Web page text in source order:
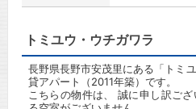
トミユウ・ウチガワラ
長野県長野市安茂里にある「トミ
貸アパート（2011年築）です。
こちらの物件は、 誠に申し訳ご